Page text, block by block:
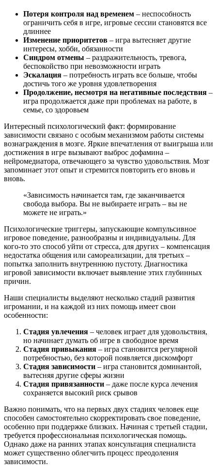
Потеря контроля над временем – неспособность
ограничить себя в игре, игровые сессии становятся все
длиннее
Изменение приоритетов – игра вытесняет другие
интересы, хобби, обязанности
Синдром отмены – раздражительность, тревога,
беспокойство при невозможности играть
Эскалация – потребность играть все больше, чтобы
достичь того же уровня удовлетворения
Продолжение, несмотря на негативные последствия –
игра продолжается даже при проблемах на работе, в
семье, со здоровьем
Интересный психологический факт: формирование
зависимости связано с особым механизмом работы системы
вознаграждения в мозге. Яркие впечатления от выигрыша или
достижения в игре вызывают выброс дофамина –
нейромедиатора, отвечающего за чувство удовольствия. Мозг
запоминает этот опыт и стремится повторить его вновь и
вновь.
«Зависимость начинается там, где заканчивается
свобода выбора. Вы не выбираете играть – вы не
можете не играть.»
Психологические триггеры, запускающие компульсивное
игровое поведение, разнообразны и индивидуальны. Для
кого-то это способ уйти от стресса, для других – компенсация
недостатка общения или самореализации, для третьих –
попытка заполнить внутреннюю пустоту. Диагностика
игровой зависимости включает выявление этих глубинных
причин.
Наши специалисты выделяют несколько стадий развития
игромании, и на каждой из них помощь имеет свои
особенности:
Стадия увлечения – человек играет для удовольствия,
но начинает думать об игре в свободное время
Стадия привыкания – игра становится регулярной
потребностью, без которой появляется дискомфорт
Стадия зависимости – игра становится доминантой,
вытесняя другие сферы жизни
Стадия привязанности – даже после курса лечения
сохраняется высокий риск срывов
Важно понимать, что на первых двух стадиях человек еще
способен самостоятельно скорректировать свое поведение,
особенно при поддержке близких. Начиная с третьей стадии,
требуется профессиональная психологическая помощь.
Однако даже на ранних этапах консультация специалиста
может существенно облегчить процесс преодоления
зависимости.